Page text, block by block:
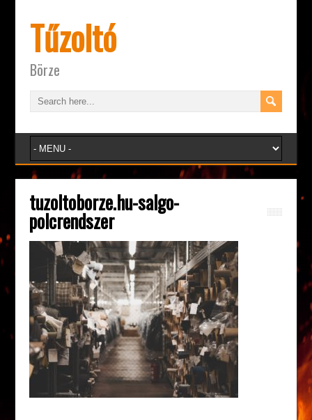
Tűzoltó
Börze
tuzoltoborze.hu-salgo-
polcrendszer